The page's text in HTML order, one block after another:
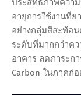
ประสิทธิภาพควา
อายุการใช้งานที่
อย่างกลุ่มสีสะท้อ
ระดับที่มากกว่าค
อาคาร ลดภาระก
Carbon ในภาคก่อ